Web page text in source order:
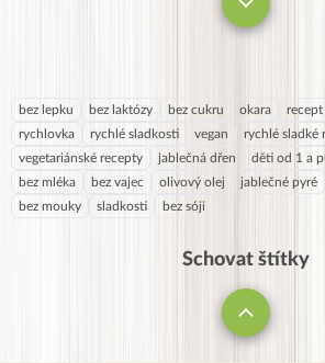
bez lepku bez laktózy bez cukru okara recept
rychlovka
rychlé sladkosti vegan
rychlé sladké
vegetariánské recepty
jablečná dřen děti od 1 a
bez mléka
bez vajec olivový olej jablečné pyré
bez mouky
sladkosti bez sóji
Schovat štítky